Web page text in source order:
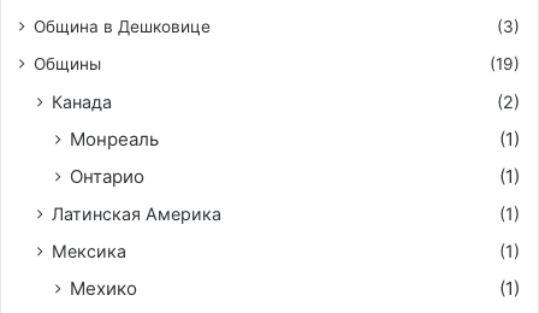
Община в Дешковице
(3)
Общины
(19)
Канада (2)
Монреаль
(1)
Онтарио
(1)
Латинская Америка
(1)
Мексика
(1)
Мехико (1)